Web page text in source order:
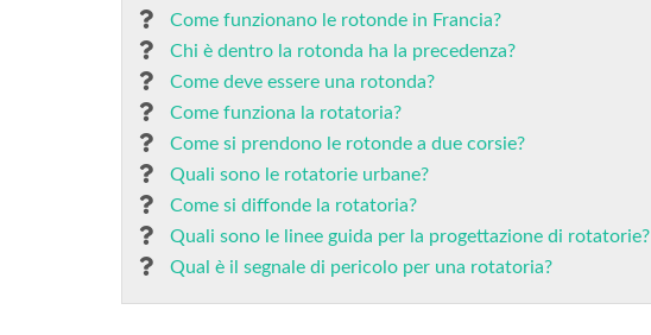
Come funzionano le rotonde in Francia?
Chi è dentro la rotonda ha la precedenza?
Come deve essere una rotonda?
Come funziona la rotatoria?
Come si prendono le rotonde a due corsie?
Quali sono le rotatorie urbane?
Come si diffonde la rotatoria?
Quali sono le linee guida per la progettazione di rotatorie?
Qual è il segnale di pericolo per una rotatoria?